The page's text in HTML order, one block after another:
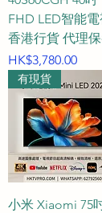
您在眾多熱
合家居環境
別為您整理
觀看距離、
的 FAQ 全方
Q1：如何
間大小，在
Hisense、
擇適合的電
FHD LED智能
香港行貨 代理
價格
HK$3,780.00
有現貨
小米 Xiaomi 75